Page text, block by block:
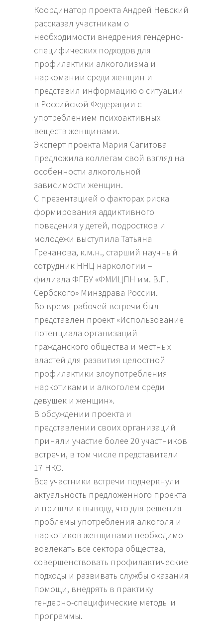
Координатор проекта Андрей Невский
рассказал участникам о
необходимости внедрения гендерно-
специфических подходов для
профилактики алкоголизма и
наркомании среди женщин и
представил информацию о ситуации
в Российской Федерации с
употреблением психоактивных
веществ женщинами.
Эксперт проекта Мария Сагитова
предложила коллегам свой взгляд на
особенности алкогольной
зависимости женщин.
С презентацией о факторах риска
формирования аддиктивного
поведения у детей, подростков и
молодежи выступила Татьяна
Гречанова, к.м.н., старший научный
сотрудник ННЦ наркологии –
филиала ФГБУ «ФМИЦПН им. В.П.
Сербского» Минздрава России.
Во время рабочей встречи был
представлен проект «Использование
потенциала организаций
гражданского общества и местных
властей для развития целостной
профилактики злоупотребления
наркотиками и алкоголем среди
девушек и женщин».
В обсуждении проекта и
представлении своих организаций
приняли участие более 20 участников
встречи, в том числе представители
17 НКО.
Все участники встречи подчеркнули
актуальность предложенного проекта
и пришли к выводу, что для решения
проблемы употребления алкоголя и
наркотиков женщинами необходимо
вовлекать все сектора общества,
совершенствовать профилактические
подходы и развивать службы оказания
помощи, внедрять в практику
гендерно-специфические методы и
программы.